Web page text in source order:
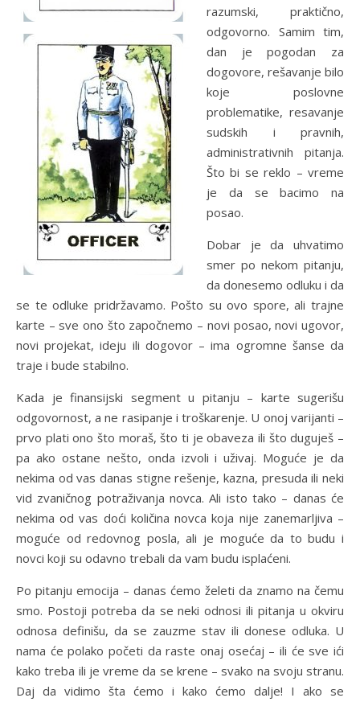
razumski, praktično,
odgovorno. Samim tim,
dan je pogodan za
dogovore, rešavanje bilo
koje poslovne
problematike, resavanje
sudskih i pravnih,
administrativnih pitanja.
Što bi se reklo – vreme
je da se bacimo na
posao.
Dobar je da uhvatimo
smer po nekom pitanju,
da donesemo odluku i da
se te odluke pridržavamo. Pošto su ovo spore, ali trajne
karte – sve ono što započnemo – novi posao, novi ugovor,
novi projekat, ideju ili dogovor – ima ogromne šanse da
traje i bude stabilno.
Kada je finansijski segment u pitanju – karte sugerišu
odgovornost, a ne rasipanje i troškarenje. U onoj varijanti –
prvo plati ono što moraš, što ti je obaveza ili što duguješ –
pa ako ostane nešto, onda izvoli i uživaj. Moguće je da
nekima od vas danas stigne rešenje, kazna, presuda ili neki
vid zvaničnog potraživanja novca. Ali isto tako – danas će
nekima od vas doći količina novca koja nije zanemarljiva –
moguće od redovnog posla, ali je moguće da to budu i
novci koji su odavno trebali da vam budu isplaćeni.
Po pitanju emocija – danas ćemo želeti da znamo na čemu
smo. Postoji potreba da se neki odnosi ili pitanja u okviru
odnosa definišu, da se zauzme stav ili donese odluka. U
nama će polako početi da raste onaj osećaj – ili će sve ići
kako treba ili je vreme da se krene – svako na svoju stranu.
Daj da vidimo šta ćemo i kako ćemo dalje! I ako se